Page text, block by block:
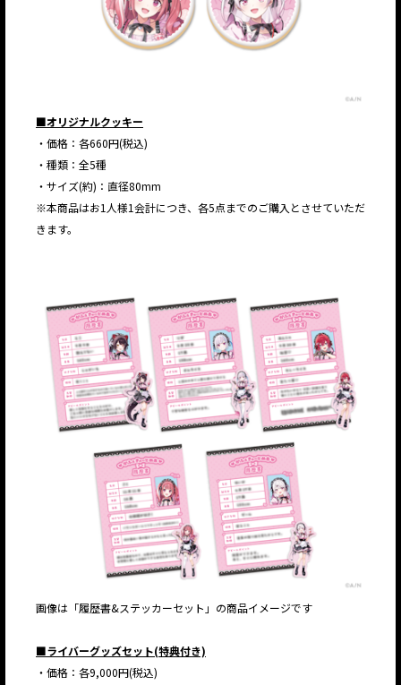
■オリジナルクッキー
・価格：各660円(税込)
・種類：全5種
・サイズ(約)：直径80mm
※本商品はお1人様1会計につき、各5点までのご購入とさせていただ
きます。
画像は「履歴書&ステッカーセット」の商品イメージです
■ライバーグッズセット(特典付き)
・価格：各9,000円(税込)